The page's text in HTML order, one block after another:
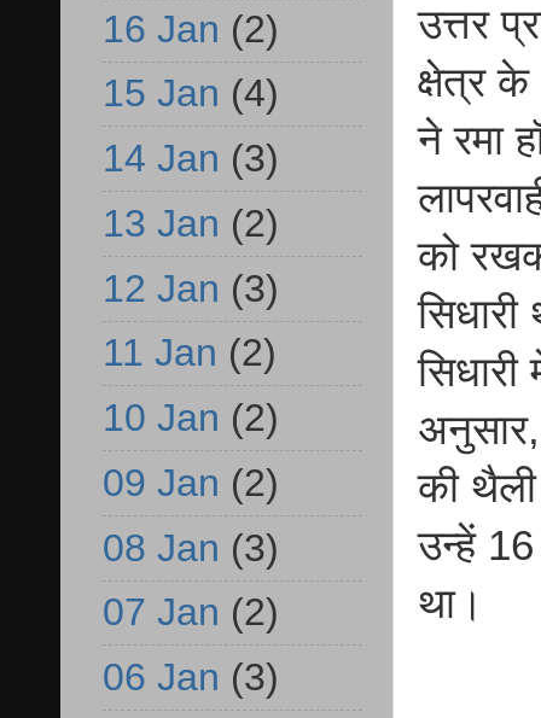
उत्तर
क्षेत्र के
ने रमा
को
अनुसार,
की
उन्हें 16
था।
16 Jan (2)
15 Jan (4)
14 Jan (3)
13 Jan (2)
12 Jan (3)
11 Jan (2)
10 Jan (2)
09 Jan (2)
08 Jan (3)
07 Jan (2)
06 Jan (3)